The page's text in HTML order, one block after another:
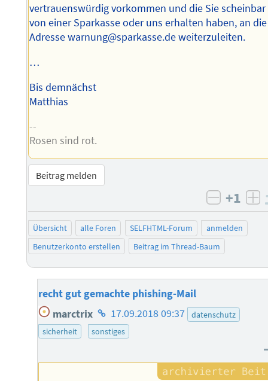
vertrauenswürdig vorkommen und die Sie scheinbar
von einer Sparkasse oder uns erhalten haben, an die
Adresse warnung@sparkasse.de weiterzuleiten.
…
Bis demnächst
Matthias
--
Rosen sind rot.
Beitrag melden
negativ
+1
Übersicht alle Foren SELFHTML-Forum
anmelden
Benutzerkonto erstellen
Beitrag im Thread-Baum
recht gut gemachte phishing-Mail
marctrix Homepage
des
17.09.2018 09:37
datenschutz
sicherheit
sonstiges